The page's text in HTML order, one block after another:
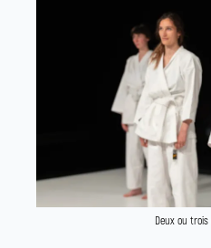
Deux ou